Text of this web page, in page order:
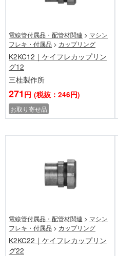
電線管付属品・配管材関連 > マシン
フレキ・付属品 > カップリング
K2KC12｜ケイフレカップリン
グ12
三桂製作所
271 円 (税抜：246円)
お取り寄せ品
電線管付属品・配管材関連 > マシン
フレキ・付属品 > カップリング
K2KC22｜ケイフレカップリン
グ22